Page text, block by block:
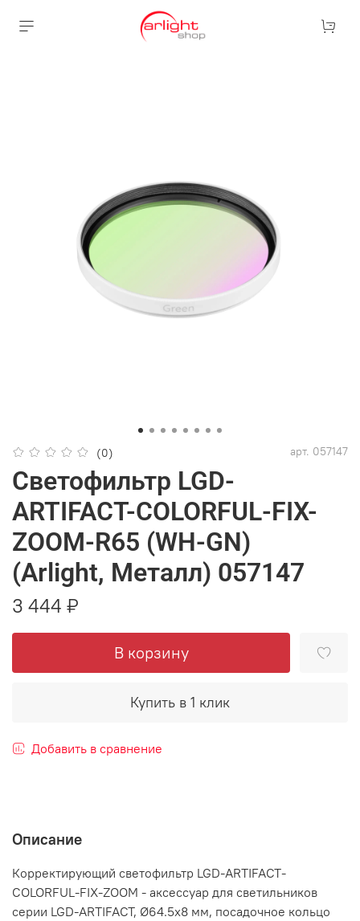
(0) арт. 057147
Светофильтр LGD-
ARTIFACT-COLORFUL-FIX-
ZOOM-R65 (WH-GN)
(Arlight, Металл) 057147
3 444 ₽
В корзину
Купить в 1 клик
Добавить в сравнение
Описание
Корректирующий светофильтр LGD-ARTIFACT-
COLORFUL-FIX-ZOOM - аксессуар для светильников
серии LGD-ARTIFACT, Ø64.5x8 мм, посадочное кольцо